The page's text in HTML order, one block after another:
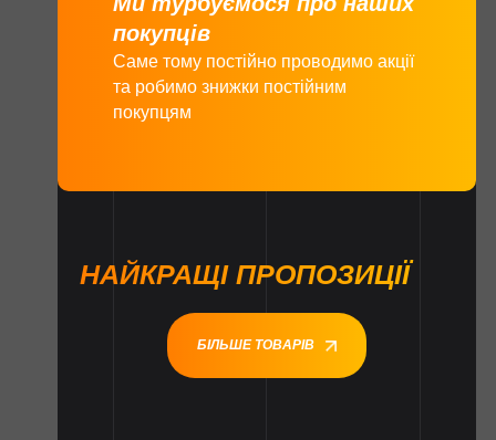
покупців
Саме тому постійно проводимо акції
та робимо знижки постійним
покупцям
НАЙКРАЩІ ПРОПОЗИЦІЇ
БІЛЬШЕ ТОВАРІВ